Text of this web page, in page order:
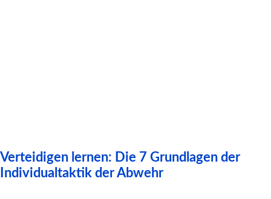
Verteidigen lernen: Die 7 Grundlagen der
Individualtaktik der Abwehr